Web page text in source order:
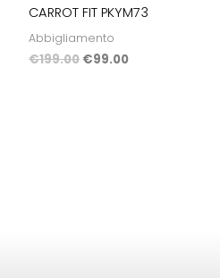
CARROT FIT PKYM73
Abbigliamento
€199.00 €99.00